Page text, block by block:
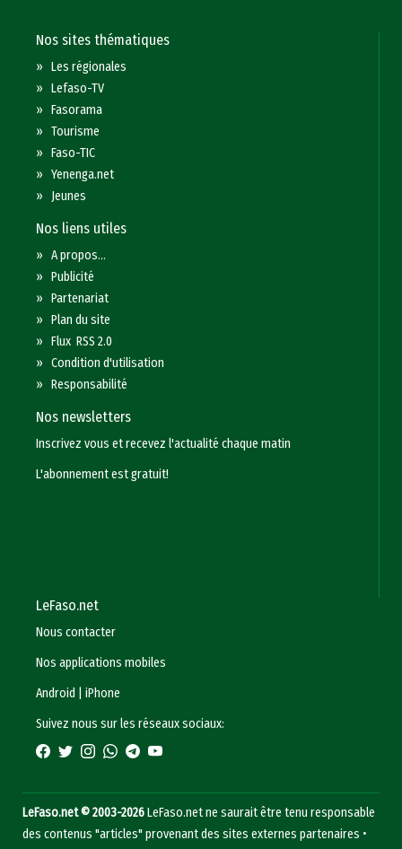
Nos sites thématiques
»Les régionales
»Lefaso-TV
»Fasorama
»Tourisme
»Faso-TIC
»Yenenga.net
» Jeunes
Nos liens utiles
»A propos...
»Publicité
»Partenariat
»Plan du site
»Flux RSS 2.0
»Condition d'utilisation
»Responsabilité
Nos newsletters
Inscrivez vous et recevez l'actualité chaque matin
L'abonnement est gratuit!
LeFaso.net
Nous contacter
Nos applications mobiles
Android
|iPhone
Suivez nous sur les réseaux sociaux:
LeFaso.net © 2003-2026LeFaso.net ne saurait être tenu responsable
des contenus "articles" provenant des sites externes partenaires •